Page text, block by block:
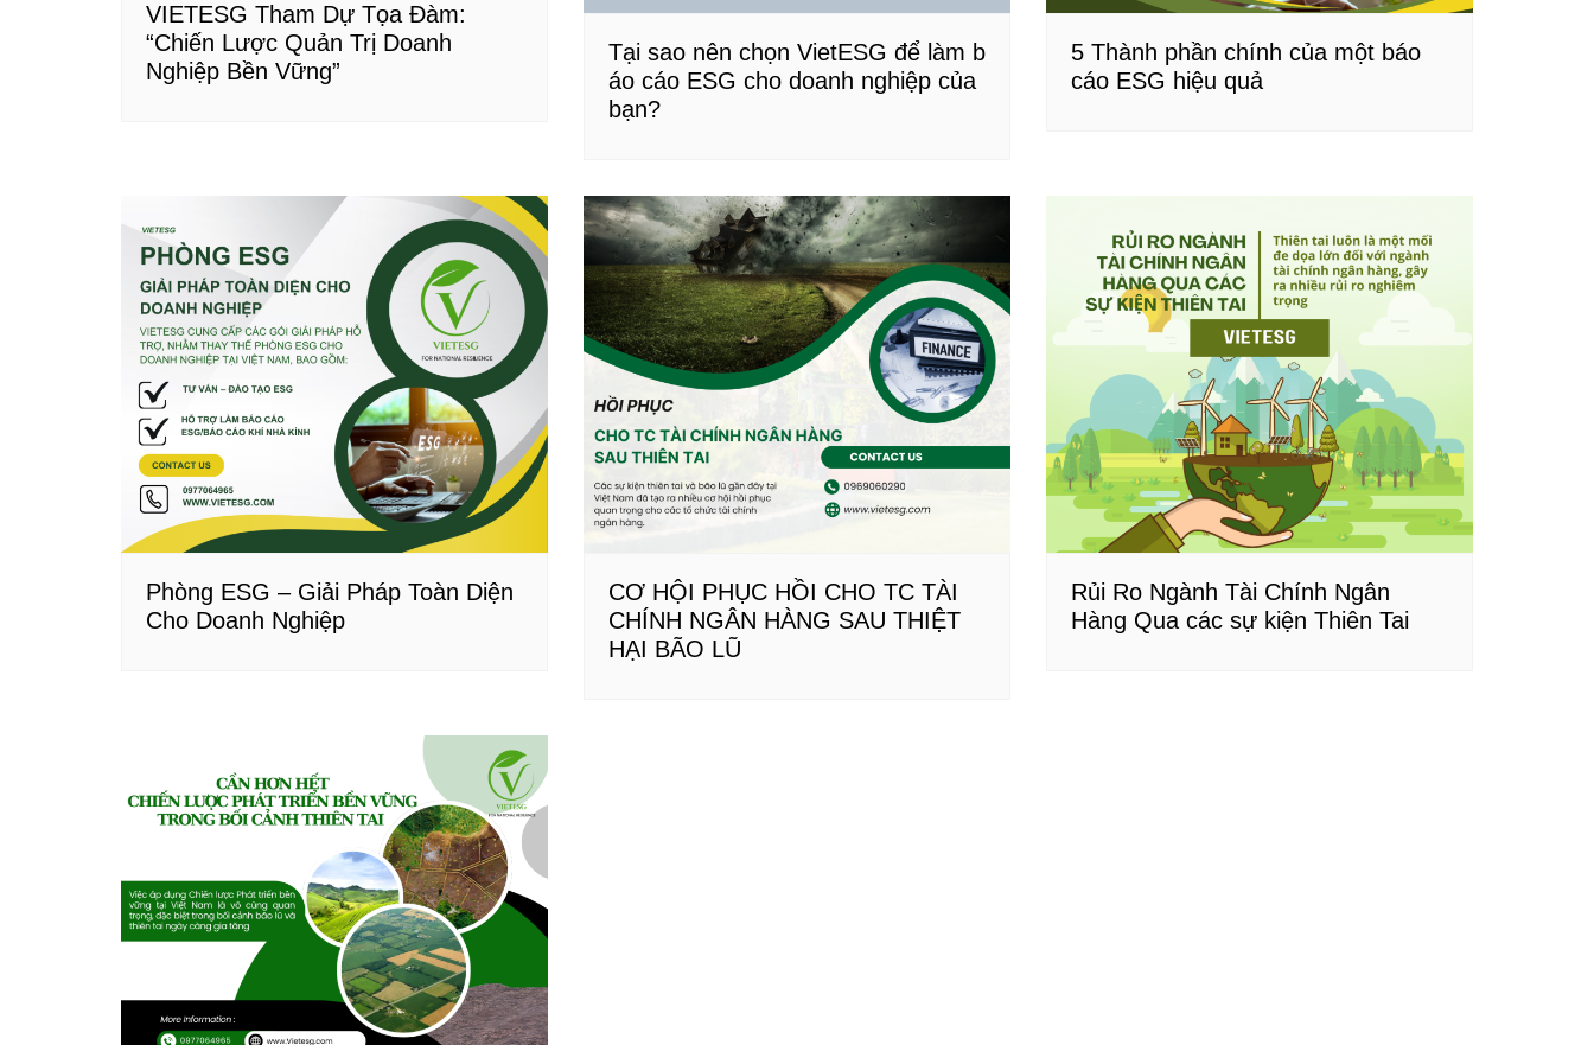
VIETESG Tham Dự Tọa Đàm:
“Chiến Lược Quản Trị Doanh
Nghiệp Bền Vững”
Tại sao nên chọn VietESG để làm b
áo cáo ESG cho doanh nghiệp của
bạn?
5 Thành phần chính của một báo
cáo ESG hiệu quả
Phòng ESG – Giải Pháp Toàn Diện
Cho Doanh Nghiệp
CƠ HỘI PHỤC HỒI CHO TC TÀI
CHÍNH NGÂN HÀNG SAU THIỆT
HẠI BÃO LŨ
Rủi Ro Ngành Tài Chính Ngân
Hàng Qua các sự kiện Thiên Tai